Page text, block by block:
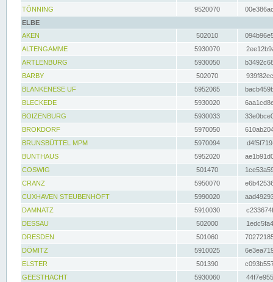
TÖNNING
9520070
ELBE
AKEN
502010
ALTENGAMME
5930070
ARTLENBURG
5930050
BARBY
502070
BLANKENESE UF
5952065
BLECKEDE
5930020
BOIZENBURG
5930033
BROKDORF
5970050
BRUNSBÜTTEL MPM
5970094
BUNTHAUS
5952020
COSWIG
501470
CRANZ
5950070
CUXHAVEN STEUBENHÖFT
5990020
DAMNATZ
5910030
DESSAU
502000
DRESDEN
501060
DÖMITZ
5910025
ELSTER
501390
GEESTHACHT
5930060